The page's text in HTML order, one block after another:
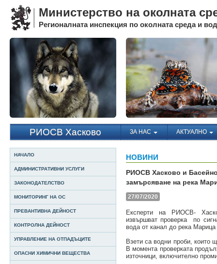
Министерство на околната
Регионалната инспекция по околната среда и
РИОСВ Хасково ЗА НАС АКТУАЛНО
НАЧАЛО
АДМИНИСТРАТИВНИ УСЛУГИ
ЗАКОНОДАТЕЛСТВО
МОНИТОРИНГ НА ОС
ПРЕВАНТИВНА ДЕЙНОСТ
КОНТРОЛНА ДЕЙНОСТ
УПРАВЛЕНИЕ НА ОТПАДЪЦИТЕ
ОПАСНИ ХИМИЧНИ ВЕЩЕСТВА
НОВИНИ
РИОСВ Хасково и
замърсяване на река
27/07/2020
Експерти на РИОСВ-
извършват проверка по
вода от канал до река
Взети са водни проби, които
В момента проверката
източници, включително